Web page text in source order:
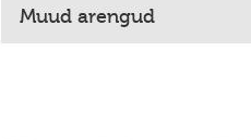
Muud arengud